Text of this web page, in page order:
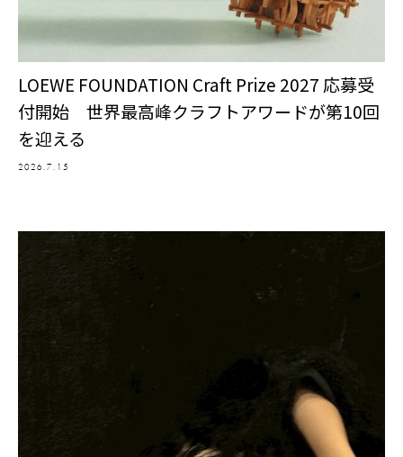
LOEWE FOUNDATION Craft Prize 2027 応募受
付開始 世界最高峰クラフトアワードが第10回
を迎える
2026.7.15